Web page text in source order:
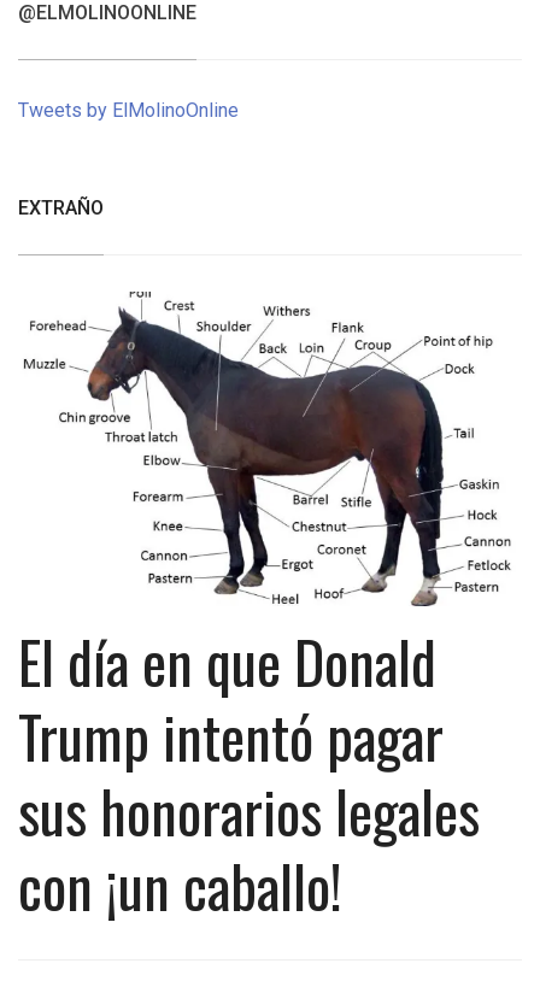
@ELMOLINOONLINE
Tweets by ElMolinoOnline
EXTRAÑO
El día en que Donald
Trump intentó pagar
sus honorarios legales
con ¡un caballo!